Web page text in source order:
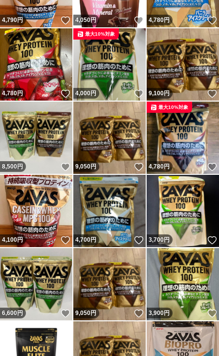
4,790円 いいね！
4,050円 いいね！
4,780円
4,780円 いいね！
4,000円 いいね！
最大10%対象
9,100円
8,500円 いいね！
9,050円 いいね！
4,780円
最大10%対象
4,100円 いいね！
4,700円 いいね！
3,700円
6,600円 いいね！
9,050円 いいね！
3,900円